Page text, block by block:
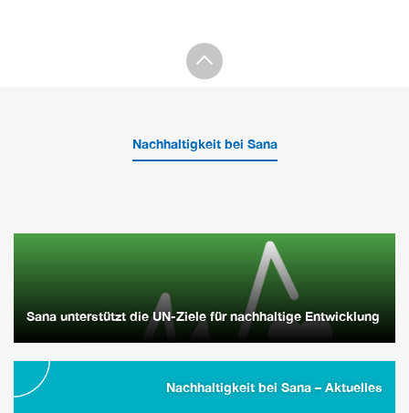
Nachhaltigkeit bei Sana
Sana unterstützt die UN-Ziele für nachhaltige Entwicklung
Nachhaltigkeit bei Sana – Aktuelles